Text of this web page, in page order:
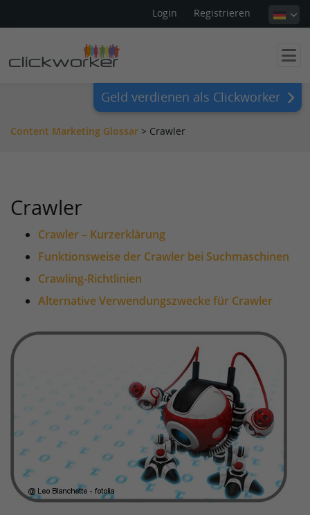
Login Registrieren
Geld verdienen als Clickworker
Content Marketing Glossar > Crawler
Crawler
Crawler – Kurzerklärung
Funktionsweise der Crawler bei Suchmaschinen
Crawling-Richtlinien
Alternative Verwendungszwecke für Crawler